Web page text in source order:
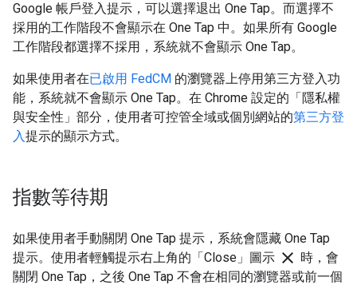
Google 帳戶登入提示，可以選擇退出 One Tap。而選擇不
採用的工作階段不會顯示在 One Tap 中。如果所有 Google
工作階段都選擇不採用，系統就不會顯示 One Tap。
如果使用者在已啟用 FedCM 的瀏覽器上停用第三方登入功
能，系統就不會顯示 One Tap。在 Chrome 設定的「隱私權
與安全性」部分，使用者可控管全域或個別網站的第三方登
入提示的顯示方式。
指數等待期
如果使用者手動關閉 One Tap 提示，系統會隱藏 One Tap
提示。使用者輕觸提示右上角的「Close」 圖示 close 時，會
關閉 One Tap，之後 One Tap 不會在相同的瀏覽器或前一個